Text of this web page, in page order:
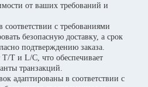
от ваших требований и
соответствии с требованиями
безопасную доставку, а срок
подтверждению заказа.
T и L/C, что обеспечивает
транзакций.
адаптированы в соответствии с